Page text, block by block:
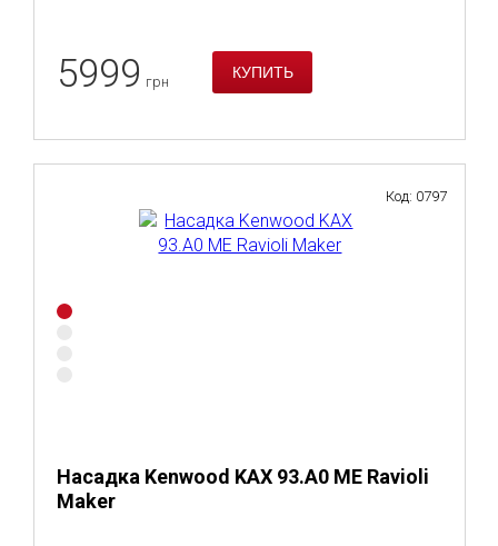
5999 грн
Насадка Kenwood KAX 93.A0 ME Ravioli
Maker
Код: 0797